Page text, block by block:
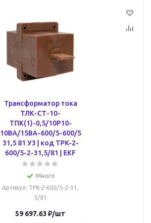
Трансформатор тока
ТЛК-СТ-10-
ТПК(1)-0,5/10Р10-
10ВА/15ВА-600/5-600/5
31,5 81 У3 | код TPK-2-
600/5-2-31,5/81 | EKF
Много
Артикул: TPK-2-600/5-2-31,
5/81
59 697.63 ₽/шт